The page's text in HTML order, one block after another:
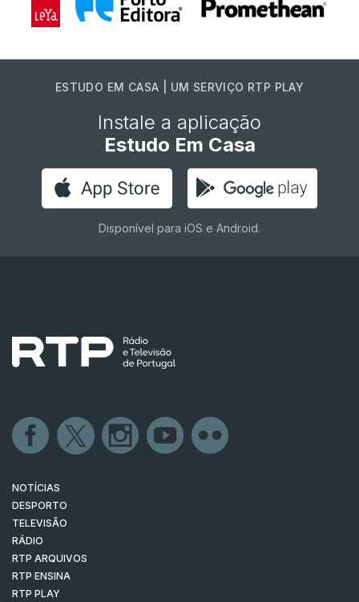
ESTUDO EM CASA | UM SERVIÇO RTP PLAY
Instale a aplicação
Estudo Em Casa
Disponível para iOS e Android.
NOTÍCIAS
DESPORTO
TELEVISÃO
RÁDIO
RTP ARQUIVOS
RTP ENSINA
RTP PLAY